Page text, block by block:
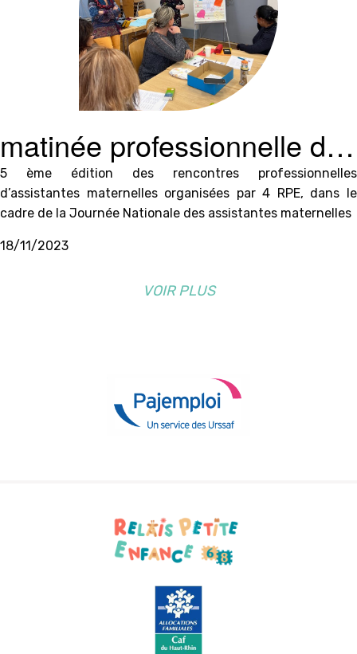
matinée professionnelle des
assistantes maternelles
agréées
5 ème édition des rencontres professionnelles
d’assistantes maternelles organisées par 4 RPE, dans le
cadre de la Journée Nationale des assistantes maternelles
18/11/2023
VOIR PLUS